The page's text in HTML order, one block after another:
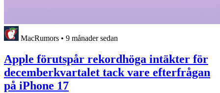
MacRumors • 9 månader sedan
Apple förutspår rekordhöga intäkter för
decemberkvartalet tack vare efterfrågan
på iPhone 17